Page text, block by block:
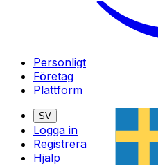
Personligt
Företag
Plattform
SV
Logga in
Registrera
Hjälp